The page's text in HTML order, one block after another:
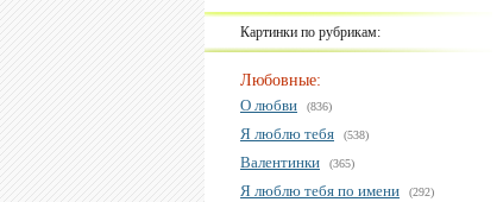
Картинки по рубрикам:
Любовные:
О любви
(836)
Я люблю тебя (538)
Валентинки (365)
Я люблю тебя по имени (292)